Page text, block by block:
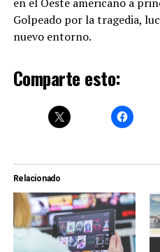
Golpeado por la tragedia,
nuevo entorno.
Comparte esto:
Relacionado